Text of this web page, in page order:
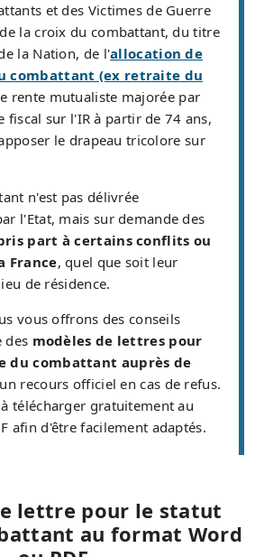
et des Victimes de Guerre
la croix du combattant, du titre
la Nation, de l'allocation de
combattant (ex retraite du
rente mutualiste majorée par
fiscal sur l'IR à partir de 74 ans,
le drapeau tricolore sur
n'est pas délivrée
l'Etat, mais sur demande des
part à certains conflits ou
France, quel que soit leur
de résidence.
vous offrons des conseils
des modèles de lettres pour
du combattant auprès de
recours officiel en cas de refus.
télécharger gratuitement au
afin d'être facilement adaptés.
lettre pour le statut
au format Word